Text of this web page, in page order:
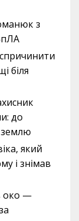
з
біля
до
землю
який
і знімав
око —